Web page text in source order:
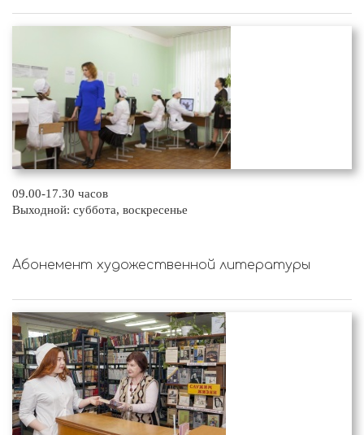
09.00-17.30 часов
Выходной: суббота, воскресенье
Абонемент художественной литературы